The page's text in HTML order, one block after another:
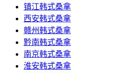
镇江韩式桑拿
西安韩式桑拿
赣州韩式桑拿
黔南韩式桑拿
南京韩式桑拿
淮安韩式桑拿